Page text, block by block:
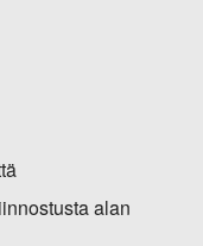
alan